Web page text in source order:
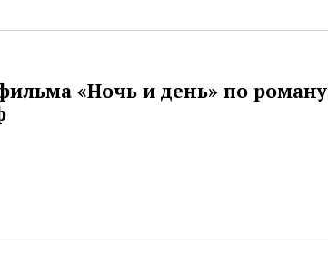
«Ночь и день» по роману